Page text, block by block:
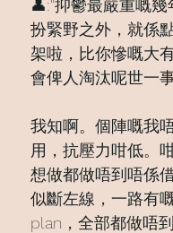
👤:"抑鬱最嚴重嘅
扮緊野之外，就係
架啦，比你慘嘅大
會俾人淘汰呢世一事
我知啊。個陣嘅我
用，抗壓力咁低。
想做都做唔到唔係
似斷左線，一路有
plan，全部都做唔